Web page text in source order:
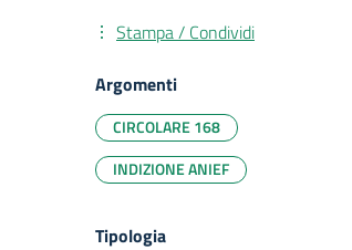
Stampa / Condividi
Argomenti
CIRCOLARE 168
INDIZIONE ANIEF
Tipologia